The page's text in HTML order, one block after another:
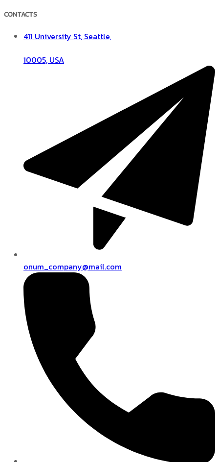
CONTACTS
411 University St, Seattle,
10005, USA
onum_company@mail.com